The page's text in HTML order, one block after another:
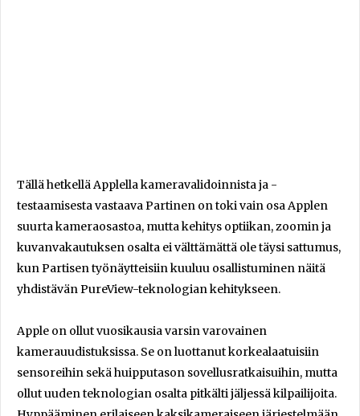
Tällä hetkellä Applella kameravalidoinnista ja -
testaamisesta vastaava Partinen on toki vain osa Applen
suurta kameraosastoa, mutta kehitys optiikan, zoomin ja
kuvanvakautuksen osalta ei välttämättä ole täysi sattumus,
kun Partisen työnäytteisiin kuuluu osallistuminen näitä
yhdistävän PureView-teknologian kehitykseen.
Apple on ollut vuosikausia varsin varovainen
kamerauudistuksissa. Se on luottanut korkealaatuisiin
sensoreihin sekä huipputason sovellusratkaisuihin, mutta
ollut uuden teknologian osalta pitkälti jäljessä kilpailijoita.